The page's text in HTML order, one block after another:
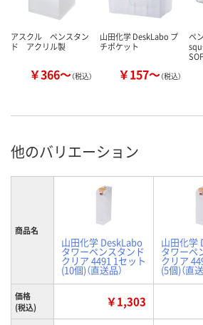
アスクル ペンスタン
ド アクリル製
￥366～（税込）
山田化学 DeskLabo プ
チポケット
￥157～（税込）
ペ
他のバリエーション
商品名
山田化学 DeskLabo
タワーペンスタンド
クリア 4491 1セット
(10個)（直送品）
山田化学
タワーペ
クリア
(5個)（直
価格
(税込)
￥1,303